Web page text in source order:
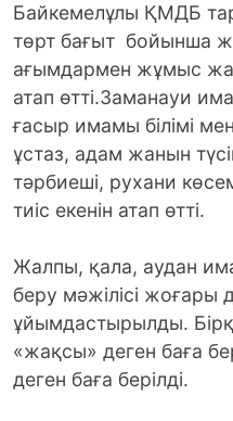
Байкемелұлы ҚМДБ
төрт бағыт бойынша
ағымдармен жұмыс
атап өтті.Заманауи
ғасыр имамы білімі мен
ұстаз, адам жанын
тәрбиеші, рухани
тиіс екенін атап өтті.
Жалпы, қала, аудан
беру мәжілісі жоғары
ұйымдастырылды.
«жақсы» деген баға
деген баға берілді.